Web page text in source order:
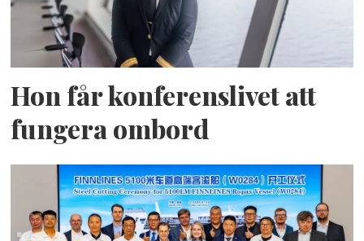
Hon får konferenslivet att
fungera ombord